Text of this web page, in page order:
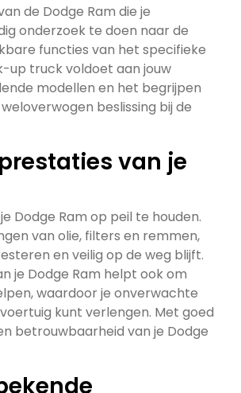
de Dodge Ram die je
onderzoek te doen naar de
functies van het specifieke
up truck voldoet aan jouw
modellen en het begrijpen
beslissing bij de
van je
Dodge Ram op peil te houden.
van olie, filters en remmen,
en veilig op de weg blijft.
je Dodge Ram helpt ook om
waardoor je onverwachte
kunt verlengen. Met goed
betrouwbaarheid van je Dodge